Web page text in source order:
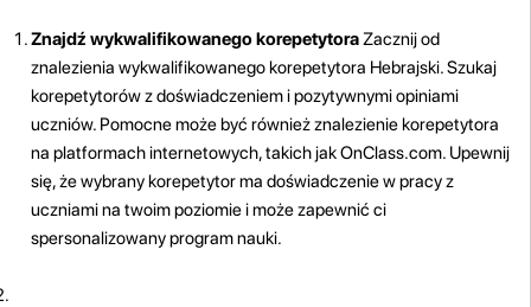
Znajdź wykwalifikowanego korepetytora Zacznij od
znalezienia wykwalifikowanego korepetytora Hebrajski. Szukaj
korepetytorów z doświadczeniem i pozytywnymi opiniami
uczniów. Pomocne może być również znalezienie korepetytora
na platformach internetowych, takich jak OnClass.com. Upewnij
się, że wybrany korepetytor ma doświadczenie w pracy z
uczniami na twoim poziomie i może zapewnić ci
spersonalizowany program nauki.